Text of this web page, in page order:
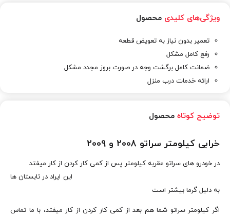
ویژگی‌های کلیدی محصول
تعمیر بدون نیاز به تعویض قطعه
رفع کامل مشکل
ضمانت کامل برگشت وجه در صورت بروز مجدد مشکل
ارائه خدمات درب منزل
توضیح کوتاه محصول
خرابی کیلومتر سراتو 2008 و 2009
در خودرو های سراتو عقربه کیلومتر پس از کمی کار کردن از کار میفتد
این ایراد در تابستان ها
به دلیل گرما بیشتر است
اگر کیلومتر سراتو شما هم بعد از کمی کار کردن از کار میفتد، با ما تماس